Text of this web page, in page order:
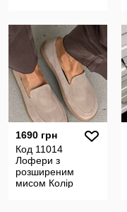
1690 грн
Код 11014
Лофери з
розширеним
мисом Колір